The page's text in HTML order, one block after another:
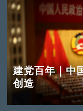
建党百年｜中
创造